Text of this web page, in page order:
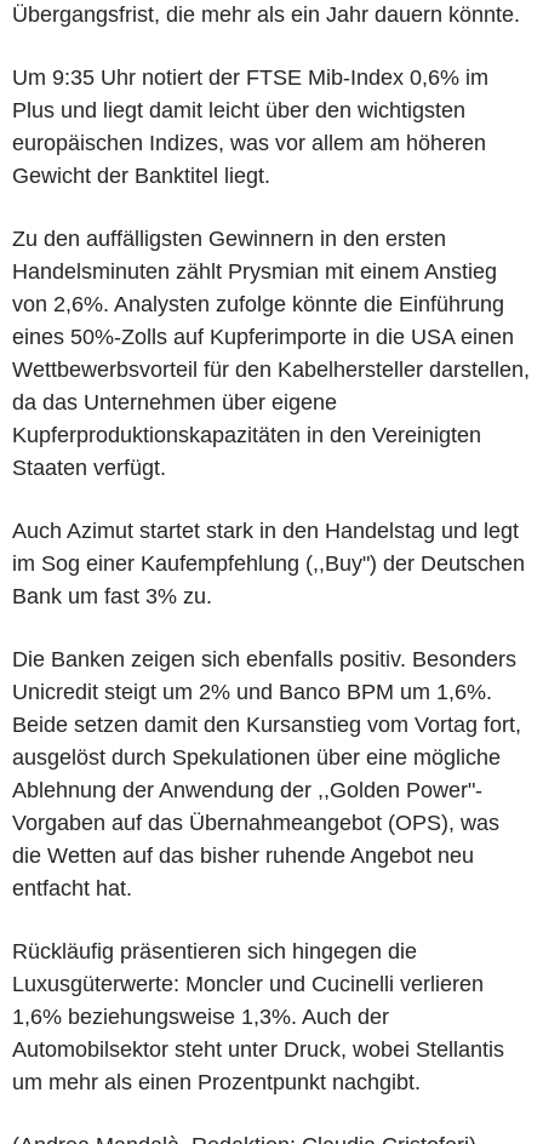
Übergangsfrist, die mehr als ein Jahr dauern könnte.
Um 9:35 Uhr notiert der FTSE Mib-Index 0,6% im
Plus und liegt damit leicht über den wichtigsten
europäischen Indizes, was vor allem am höheren
Gewicht der Banktitel liegt.
Zu den auffälligsten Gewinnern in den ersten
Handelsminuten zählt Prysmian mit einem Anstieg
von 2,6%. Analysten zufolge könnte die Einführung
eines 50%-Zolls auf Kupferimporte in die USA einen
Wettbewerbsvorteil für den Kabelhersteller darstellen,
da das Unternehmen über eigene
Kupferproduktionskapazitäten in den Vereinigten
Staaten verfügt.
Auch Azimut startet stark in den Handelstag und legt
im Sog einer Kaufempfehlung (,,Buy") der Deutschen
Bank um fast 3% zu.
Die Banken zeigen sich ebenfalls positiv. Besonders
Unicredit steigt um 2% und Banco BPM um 1,6%.
Beide setzen damit den Kursanstieg vom Vortag fort,
ausgelöst durch Spekulationen über eine mögliche
Ablehnung der Anwendung der ,,Golden Power"-
Vorgaben auf das Übernahmeangebot (OPS), was
die Wetten auf das bisher ruhende Angebot neu
entfacht hat.
Rückläufig präsentieren sich hingegen die
Luxusgüterwerte: Moncler und Cucinelli verlieren
1,6% beziehungsweise 1,3%. Auch der
Automobilsektor steht unter Druck, wobei Stellantis
um mehr als einen Prozentpunkt nachgibt.